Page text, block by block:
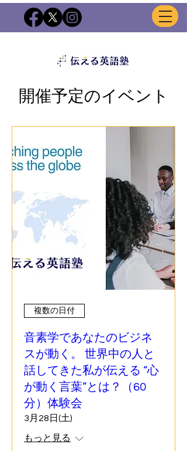
開催予定のイベント
複数の日付
音素学であなたのビジネ
スが動く。 世界中の人と
話してきた私が伝える “心
が動く言葉”とは？（60
分）体験会
3月28日(土)
もっと見る